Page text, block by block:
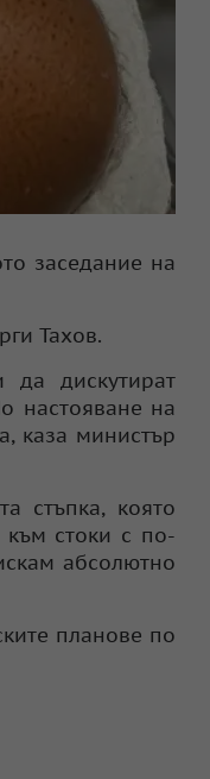
заседание на
Тахов.
дискутират
настояване на
каза министър
стъпка, която
стоки с по-
абсолютно
планове по